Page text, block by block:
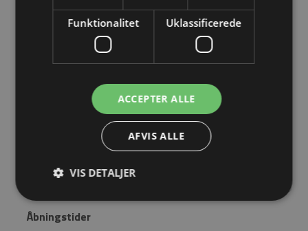
OM EASYSTEEL
BRUG FOR HJÆLP? RING 4362 2563
Åbningstider
Funktionalitet Uklassificerede
ACCEPTER ALLE
AFVIS ALLE
VIS DETALJER